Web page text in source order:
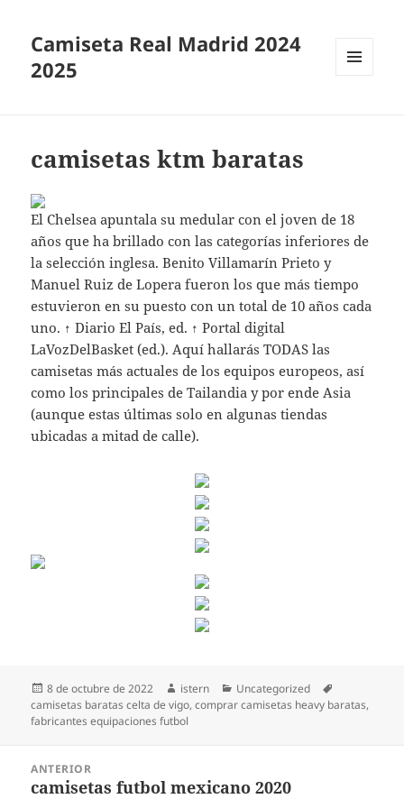
Camiseta Real Madrid 2024
2025
camisetas ktm baratas
El Chelsea apuntala su medular con el joven de 18
años que ha brillado con las categorías inferiores de
la selección inglesa. Benito Villamarín Prieto y
Manuel Ruiz de Lopera fueron los que más tiempo
estuvieron en su puesto con un total de 10 años cada
uno. ↑ Diario El País, ed. ↑ Portal digital
LaVozDelBasket (ed.). Aquí hallarás TODAS las
camisetas más actuales de los equipos europeos, así
como los principales de Tailandia y por ende Asia
(aunque estas últimas solo en algunas tiendas
ubicadas a mitad de calle).
Publicado
el
8 de octubre de 2022 Autor
istern Categorías
Uncategorized
camisetas baratas celta de vigo,comprar camisetas heavy baratas,
fabricantes equipaciones futbol
entradas
ANTERIOR
Entrada
camisetas futbol mexicano 2020